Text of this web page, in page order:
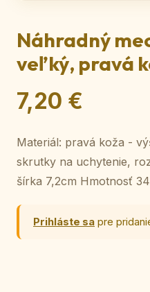
Náhradný
veľký, pravá
7,20 €
Materiál: pravá koža -
skrutky na uchytenie,
šírka 7,2cm Hmotnosť
Prihláste sa pre